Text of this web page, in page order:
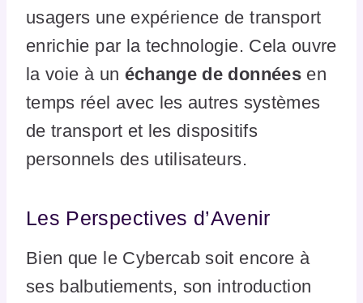
usagers une expérience de transport
enrichie par la technologie. Cela ouvre
la voie à un échange de donnéesen
temps réel avec les autres systèmes
de transport et les dispositifs
personnels des utilisateurs.
Les Perspectives d’Avenir
Bien que le Cybercab soit encore à
ses balbutiements, son introduction